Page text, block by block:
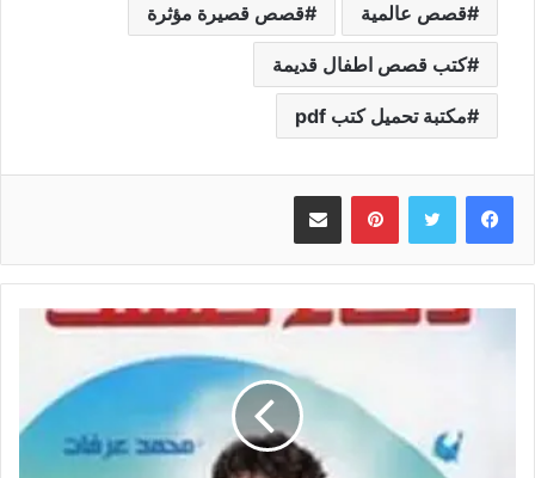
قصص عالمية قصص قصيرة مؤثرة
كتب قصص اطفال قديمة
مكتبة تحميل كتب pdf
بينتيريست